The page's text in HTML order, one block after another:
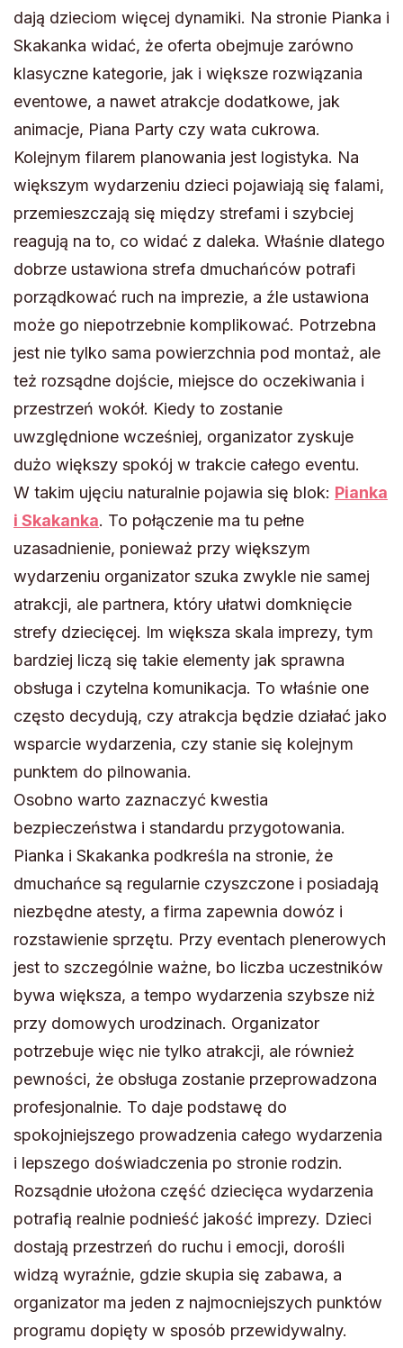
dają dzieciom więcej dynamiki. Na stronie Pianka i
Skakanka widać, że oferta obejmuje zarówno
klasyczne kategorie, jak i większe rozwiązania
eventowe, a nawet atrakcje dodatkowe, jak
animacje, Piana Party czy wata cukrowa.
Kolejnym filarem planowania jest logistyka. Na
większym wydarzeniu dzieci pojawiają się falami,
przemieszczają się między strefami i szybciej
reagują na to, co widać z daleka. Właśnie dlatego
dobrze ustawiona strefa dmuchańców potrafi
porządkować ruch na imprezie, a źle ustawiona
może go niepotrzebnie komplikować. Potrzebna
jest nie tylko sama powierzchnia pod montaż, ale
też rozsądne dojście, miejsce do oczekiwania i
przestrzeń wokół. Kiedy to zostanie
uwzględnione wcześniej, organizator zyskuje
dużo większy spokój w trakcie całego eventu.
W takim ujęciu naturalnie pojawia się blok: Pianka
i Skakanka. To połączenie ma tu pełne
uzasadnienie, ponieważ przy większym
wydarzeniu organizator szuka zwykle nie samej
atrakcji, ale partnera, który ułatwi domknięcie
strefy dziecięcej. Im większa skala imprezy, tym
bardziej liczą się takie elementy jak sprawna
obsługa i czytelna komunikacja. To właśnie one
często decydują, czy atrakcja będzie działać jako
wsparcie wydarzenia, czy stanie się kolejnym
punktem do pilnowania.
Osobno warto zaznaczyć kwestia
bezpieczeństwa i standardu przygotowania.
Pianka i Skakanka podkreśla na stronie, że
dmuchańce są regularnie czyszczone i posiadają
niezbędne atesty, a firma zapewnia dowóz i
rozstawienie sprzętu. Przy eventach plenerowych
jest to szczególnie ważne, bo liczba uczestników
bywa większa, a tempo wydarzenia szybsze niż
przy domowych urodzinach. Organizator
potrzebuje więc nie tylko atrakcji, ale również
pewności, że obsługa zostanie przeprowadzona
profesjonalnie. To daje podstawę do
spokojniejszego prowadzenia całego wydarzenia
i lepszego doświadczenia po stronie rodzin.
Rozsądnie ułożona część dziecięca wydarzenia
potrafią realnie podnieść jakość imprezy. Dzieci
dostają przestrzeń do ruchu i emocji, dorośli
widzą wyraźnie, gdzie skupia się zabawa, a
organizator ma jeden z najmocniejszych punktów
programu dopięty w sposób przewidywalny.